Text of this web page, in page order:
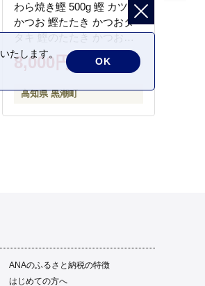
わら焼き鰹 500g 鰹 カツオ
かつお 鰹たたき かつおタ
タキ 鰹のたたき かつおの
タタキ 藁焼き わら焼き 魚
さかな 海鮮 刺身 お刺身 冷
ご当地 本場 高知 黒潮町 ギ
フト 贈答品 人気 返礼品 ふ
8,000円
高知県 黒潮町
ANAのふるさと納税の特徴
はじめての方へ
たします。
OK